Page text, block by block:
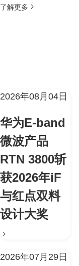
了解更多
2026年08月04日
华为E-band
微波产品
RTN 3800斩
获2026年iF
与红点双料
设计大奖
2026年07月29日